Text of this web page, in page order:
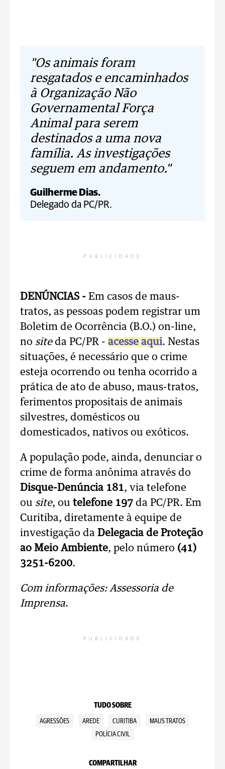
"Os animais foram
resgatados e encaminhados
à Organização Não
Governamental Força
Animal para serem
destinados a uma nova
família. As investigações
seguem em andamento."
Guilherme Dias.
Delegado da PC/PR.
PUBLICIDADE
DENÚNCIAS - Em casos de maus-
tratos, as pessoas podem registrar um
Boletim de Ocorrência (B.O.) on-line,
no siteda PC/PR - acesse aqui. Nestas
situações, é necessário que o crime
esteja ocorrendo ou tenha ocorrido a
prática de ato de abuso, maus-tratos,
ferimentos propositais de animais
silvestres, domésticos ou
domesticados, nativos ou exóticos.
A população pode, ainda, denunciar o
crime de forma anônima através do
Disque-Denúncia 181, via telefone
ou site, ou telefone 197 da PC/PR. Em
Curitiba, diretamente à equipe de
investigação da Delegacia de Proteção
ao Meio Ambiente, pelo número (41)
3251-6200.
Com informações: Assessoria de
Imprensa.
PUBLICIDADE
TUDO SOBRE
AGRESSÕES AREDE CURITIBA
MAUS TRATOS
POLÍCIA CIVIL
COMPARTILHAR